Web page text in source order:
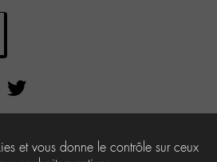
et vous donne le contrôle sur ceux